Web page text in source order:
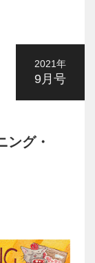
2021年
9月号
ング・